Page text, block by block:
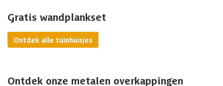
Gratis wandplankset
Ontdek alle tuinhuisjes
Ontdek onze metalen overkappingen